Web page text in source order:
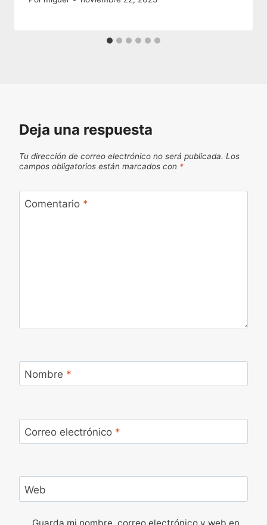
Deja una respuesta
Tu dirección de correo electrónico no será publicada. Los
campos obligatorios están marcados con *
Comentario *
Nombre *
Correo electrónico *
Web
Guarda mi nombre, correo electrónico y web en